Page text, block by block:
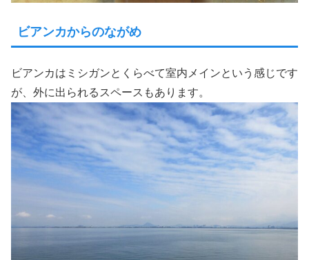
ビアンカからのながめ
ビアンカはミシガンとくらべて室内メインという感じです
が、外に出られるスペースもあります。